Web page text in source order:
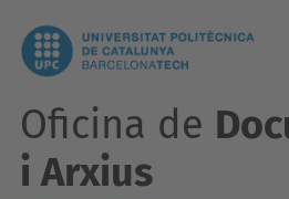
Oficina de
i Arxius